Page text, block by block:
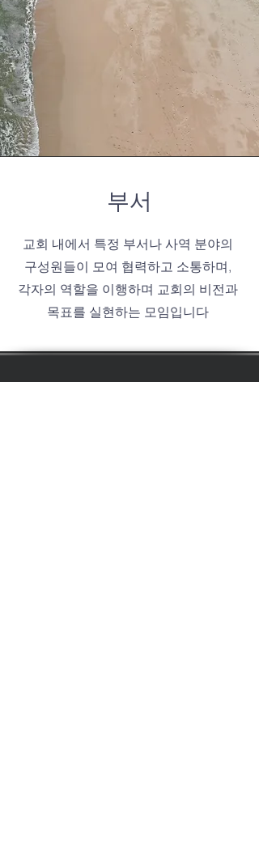
​부서
교회 내에서 특정 부서나 사역 분야의
구성원들이 모여 협력하고 소통하며,
각자의 역할을 이행하며 교회의 비전과
목표를 실현하는 모임입니다